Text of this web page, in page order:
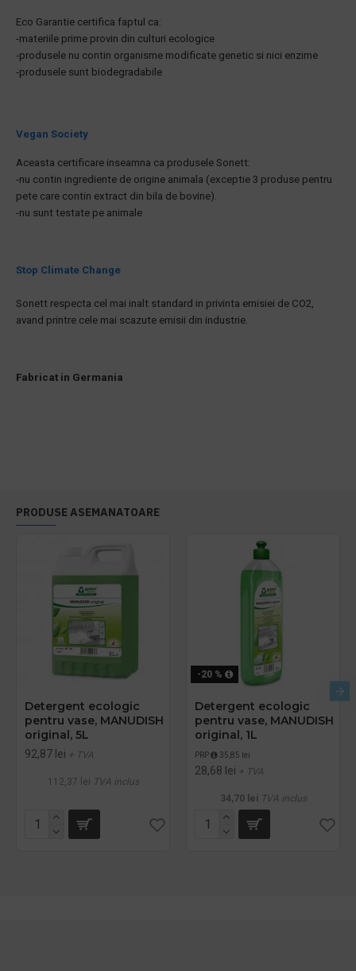
Eco Garantie certifica faptul ca:
-materiile prime provin din culturi ecologice
-produsele nu contin organisme modificate genetic si nici enzime
-produsele sunt biodegradabile
Vegan Society
Aceasta certificare inseamna ca produsele Sonett:
-nu contin ingrediente de origine animala (exceptie 3 produse pentru
pete care contin extract din bila de bovine).
-nu sunt testate pe animale
Stop Climate Change
Sonett respecta cel mai inalt standard in privinta emisiei de CO2,
avand printre cele mai scazute emisii din industrie.
Fabricat in Germania
PRODUSE ASEMANATOARE
Detergent ecologic
pentru vase, MANUDISH
original, 5L
92,87 lei + TVA
112,37 lei TVA inclus
-20 %
Detergent ecologic
pentru vase, MANUDISH
original, 1L
PRP 35,85 lei
28,68 lei + TVA
34,70 lei TVA inclus